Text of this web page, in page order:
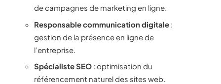
de campagnes de marketing en ligne.
Responsable communication digitale :
gestion de la présence en ligne de
l’entreprise.
Spécialiste SEO : optimisation du
référencement naturel des sites web.